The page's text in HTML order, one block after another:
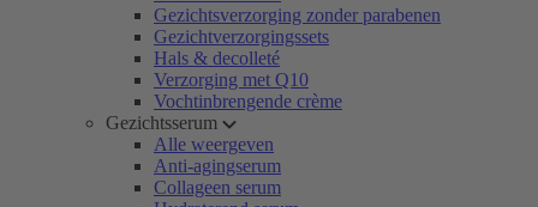
Gezichtsverzorging zonder parabenen
Gezichtverzorgingssets
Hals & decolleté
Verzorging met Q10
Vochtinbrengende crème
Gezichtsserum
Alle weergeven
Anti-agingserum
Collageen serum